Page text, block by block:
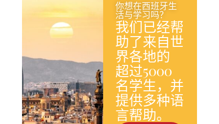
你想在西班牙生
活与学习吗？
我们已经帮
助了来自世
界各地的
超过5000
名学生，并
提供多种语
言帮助。